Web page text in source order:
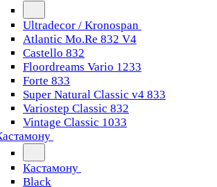
Ultradecor / Kronospan
Atlantic Mo.Re 832 V4
Castello 832
Floordreams Vario 1233
Forte 833
Super Natural Classic v4 833
Variostep Classic 832
Vintage Classic 1033
Кастамону
Black